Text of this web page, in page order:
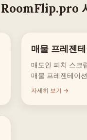
RoomFlip.pro
매물 프레젠
매도인 피치 스크
매물 프레젠테이
자세히 보기 →